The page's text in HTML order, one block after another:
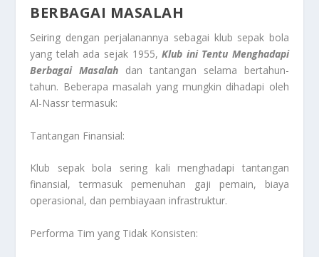
BERBAGAI MASALAH
Seiring dengan perjalanannya sebagai klub sepak bola
yang telah ada sejak 1955,Klub ini Tentu Menghadapi
Berbagai Masalah dan tantangan selama bertahun-
tahun. Beberapa masalah yang mungkin dihadapi oleh
Al-Nassr termasuk:
Tantangan Finansial:
Klub sepak bola sering kali menghadapi tantangan
finansial, termasuk pemenuhan gaji pemain, biaya
operasional, dan pembiayaan infrastruktur.
Performa Tim yang Tidak Konsisten: